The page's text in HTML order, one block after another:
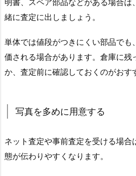
緒に査定に出しましょう。
単体では値段がつきにくい部品でも
価される場合があります。倉庫に残
か、査定前に確認しておくのがおす
写真を多めに用意する
ネット査定や事前査定を受ける場合
態が伝わりやすくなります。